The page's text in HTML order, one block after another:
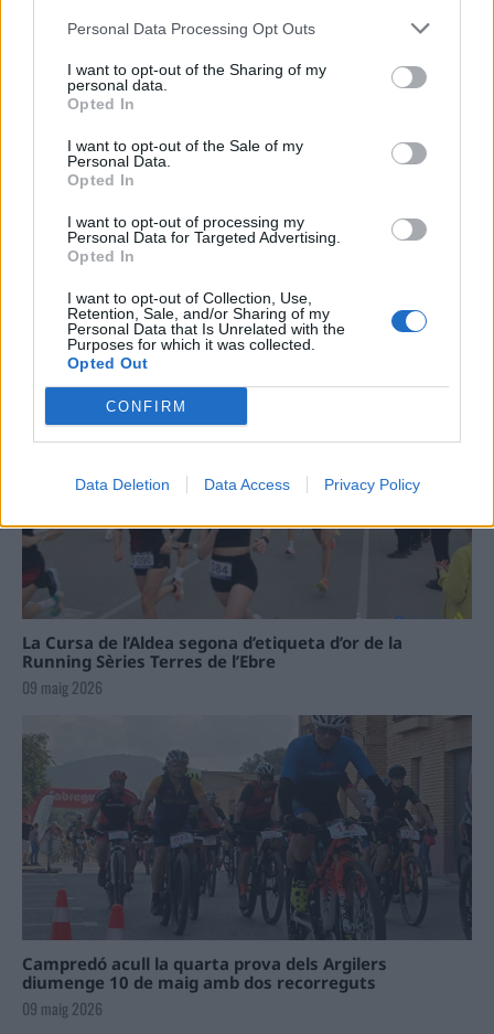
Personal Data Processing Opt Outs
I want to opt-out of the Sharing of my
personal data.
Opted In
I want to opt-out of the Sale of my
Personal Data.
Opted In
I want to opt-out of processing my
Personal Data for Targeted Advertising.
Opted In
I want to opt-out of Collection, Use,
Retention, Sale, and/or Sharing of my
Personal Data that Is Unrelated with the
Purposes for which it was collected.
Opted Out
CONFIRM
Data Deletion Data Access Privacy Policy
enguany amb més modistes i gairebé
40 peces a concurs
31 de juliol de 2026
per a gaudir de les Festes Majors
Carrega més
La Cursa de l’Aldea segona d’etiqueta d’or de la
Running Sèries Terres de l’Ebre
09 maig 2026
Campredó acull la quarta prova dels Argilers
diumenge 10 de maig amb dos recorreguts
09 maig 2026